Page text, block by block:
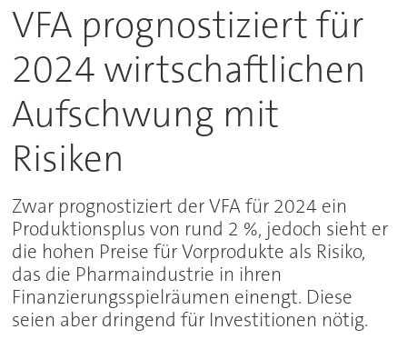
VFA prognostiziert für
2024 wirtschaftlichen
Aufschwung mit
Risiken
Zwar prognostiziert der VFA für 2024 ein
Produktionsplus von rund 2 %, jedoch sieht er
die hohen Preise für Vorprodukte als Risiko,
das die Pharmaindustrie in ihren
Finanzierungsspielräumen einengt. Diese
seien aber dringend für Investitionen nötig.